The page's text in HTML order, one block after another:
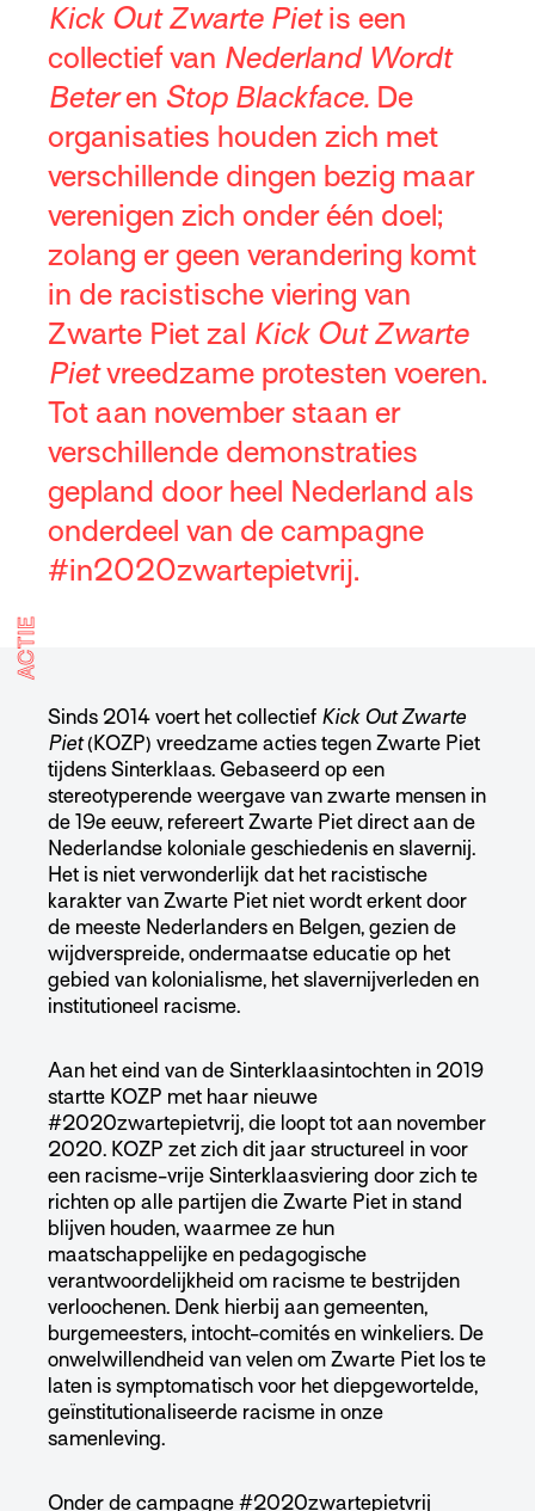
Kick Out Zwarte Pietis een
collectief van Nederland Wordt
Beteren Stop Blackface. De
organisaties houden zich met
verschillende dingen bezig maar
verenigen zich onder één doel;
zolang er geen verandering komt
in de racistische viering van
Zwarte Piet zal Kick Out Zwarte
Pietvreedzame protesten voeren.
Tot aan november staan er
verschillende demonstraties
gepland door heel Nederland als
onderdeel van de campagne
#in2020zwartepietvrij.
ACTIE
Sinds 2014 voert het collectief Kick Out Zwarte
Piet(KOZP) vreedzame acties tegen Zwarte Piet
tijdens Sinterklaas. Gebaseerd op een
stereotyperende weergave van zwarte mensen in
de 19e eeuw, refereert Zwarte Piet direct aan de
Nederlandse koloniale geschiedenis en slavernij.
Het is niet verwonderlijk dat het racistische
karakter van Zwarte Piet niet wordt erkent door
de meeste Nederlanders en Belgen, gezien de
wijdverspreide, ondermaatse educatie op het
gebied van kolonialisme, het slavernijverleden en
institutioneel racisme.
Aan het eind van de Sinterklaasintochten in 2019
startte KOZP met haar nieuwe
#2020zwartepietvrij, die loopt tot aan november
2020. KOZP zet zich dit jaar structureel in voor
een racisme-vrije Sinterklaasviering door zich te
richten op alle partijen die Zwarte Piet in stand
blijven houden, waarmee ze hun
maatschappelijke en pedagogische
verantwoordelijkheid om racisme te bestrijden
verloochenen. Denk hierbij aan gemeenten,
burgemeesters, intocht-comités en winkeliers. De
onwelwillendheid van velen om Zwarte Piet los te
laten is symptomatisch voor het diepgewortelde,
geïnstitutionaliseerde racisme in onze
samenleving.
Onder de campagne #2020zwartepietvrij